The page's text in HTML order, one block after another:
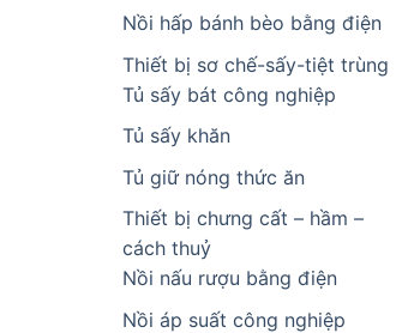
Nồi hấp bánh bèo bằng điện
Thiết bị sơ chế-sấy-tiệt trùng
Tủ sấy bát công nghiệp
Tủ sấy khăn
Tủ giữ nóng thức ăn
Thiết bị chưng cất – hầm –
cách thuỷ
Nồi nấu rượu bằng điện
Nồi áp suất công nghiệp